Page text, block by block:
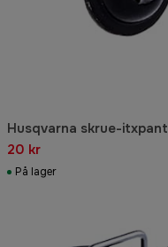
Husqvarna skrue-itxpant
20 kr
På lager